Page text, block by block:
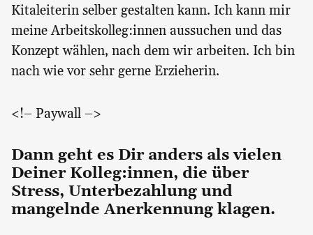
Kitaleiterin selber gestalten kann. Ich kann mir
meine Arbeitskolleg:innen aussuchen und das
Konzept wählen, nach dem wir arbeiten. Ich bin
nach wie vor sehr gerne Erzieherin.
<!– Paywall –>
Dann geht es Dir anders als vielen
Deiner Kolleg:innen, die über
Stress, Unterbezahlung und
mangelnde Anerkennung klagen.